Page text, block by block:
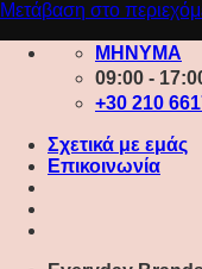
Μετάβαση στο
ΜΗΝΥΜΑ
09:00 -
+30 210
Σχετικά με εμάς
Επικοινωνία